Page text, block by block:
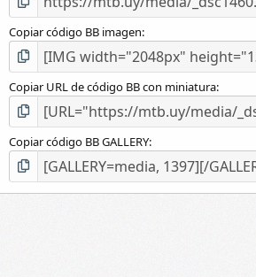
Copiar código BB imagen
Copiar URL de código BB con miniatura
Copiar código BB GALLERY